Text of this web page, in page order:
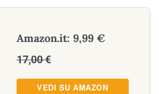
Amazon.it: 9,99 €
17,00 €
VEDI SU AMAZON